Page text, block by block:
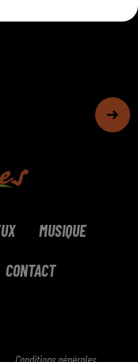
MUSIQUE
CONTACT